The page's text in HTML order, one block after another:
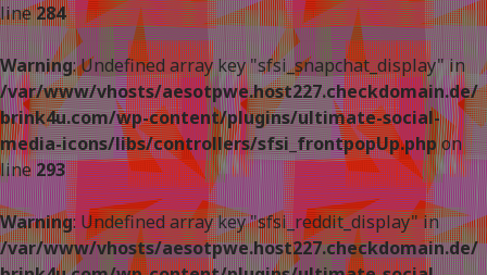
line284
Warning: Undefined array key "sfsi_snapchat_display" in
/var/www/vhosts/aesotpwe.host227.checkdomain.de/
brink4u.com/wp-content/plugins/ultimate-social-
media-icons/libs/controllers/sfsi_frontpopUp.phpon
line293
Warning: Undefined array key "sfsi_reddit_display" in
/var/www/vhosts/aesotpwe.host227.checkdomain.de/